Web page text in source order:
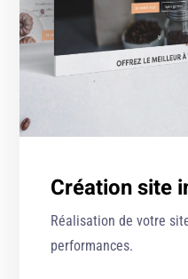
Création site
Réalisation de votre
performances.